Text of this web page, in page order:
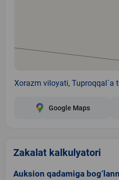
Xorazm viloyati, Tuproqqal`a
Google Maps
Zakalat kalkulyatori
Auksion qadamiga